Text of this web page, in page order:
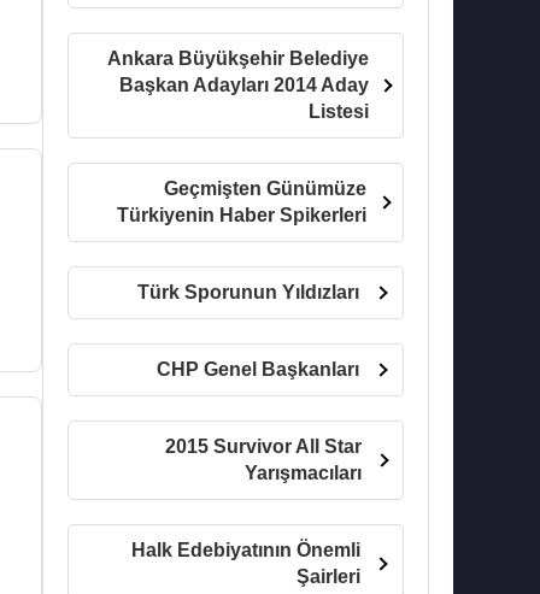
Ankara Büyükşehir Belediye
Başkan Adayları 2014 Aday
Listesi
Geçmişten Günümüze
Türkiyenin Haber Spikerleri
Türk Sporunun Yıldızları
CHP Genel Başkanları
2015 Survivor All Star
Yarışmacıları
Halk Edebiyatının Önemli
Şairleri